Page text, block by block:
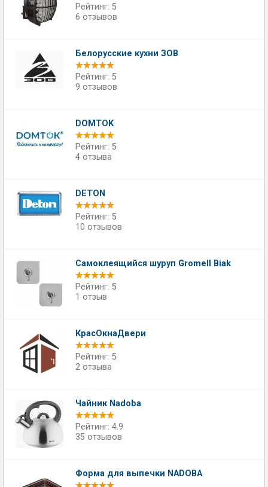
Рейтинг: 5
6 отзывов
Белорусские кухни ЗОВ
Рейтинг: 5
9 отзывов
DOMTOK
Рейтинг: 5
4 отзыва
DETON
Рейтинг: 5
10 отзывов
Самоклеящийся шуруп Gromell Biak
Рейтинг: 5
1 отзыв
КрасОкнаДвери
Рейтинг: 5
2 отзыва
Чайник Nadoba
Рейтинг: 4.9
35 отзывов
Форма для выпечки NADOBA